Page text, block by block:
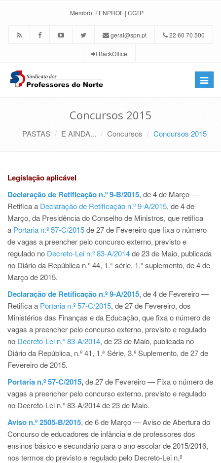
Membro: FENPROF | CGTP
geral@spn.pt 22 60 70 500
BackOffice
Toggle
Concursos 2015
PASTAS E AINDA... Concursos Concursos 2015
Legislação aplicável
Declaração de Retificação n.º 9-B/2015, de 4 de Março —
Retifica a Declaração de Retificação n.º 9-A/2015, de 4 de
Março, da Presidência do Conselho de Ministros, que retifica
a Portaria n.º 57-C/2015de 27 de Fevereiro que fixa o número
de vagas a preencher pelo concurso externo, previsto e
regulado no Decreto-Lei n.º 83-A/2014de 23 de Maio, publicada
no Diário da República n.º 44, 1.ª série, 1.º suplemento, de 4 de
Março de 2015.
Declaração de Retificação n.º 9-A/2015, de 4 de Fevereiro —
Retifica a Portaria n.º 57-C/2015, de 27 de Fevereiro, dos
Ministérios das Finanças e da Educação, que fixa o número de
vagas a preencher pelo concurso externo, previsto e regulado
no Decreto-Lei n.º 83-A/2014, de 23 de Maio, publicada no
Diário da República, n.º 41, 1.ª Série, 3.º Suplemento, de 27 de
Fevereiro de 2015.
Portaria n.º 57-C/2015,de 27 de Fevereiro — Fixa o número de
vagas a preencher pelo concurso externo, previsto e regulado
no Decreto-Lei n.º 83-A/2014 de 23 de Maio.
Aviso n.º 2505-B/2015, de 6 de Março — Aviso de Abertura do
Concurso de educadores de infância e de professores dos
ensinos básico e secundário para o ano escolar de 2015/2016,
nos termos do previsto e regulado pelo Decreto-Lei n.º